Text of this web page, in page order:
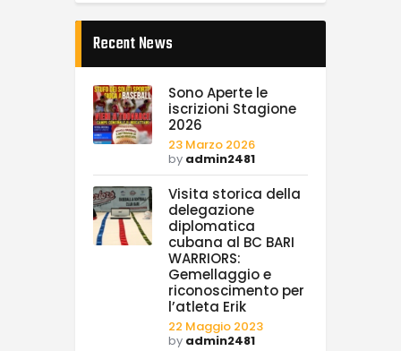
Recent News
Sono Aperte le
iscrizioni Stagione
2026
23 Marzo 2026
by admin2481
Visita storica della
delegazione
diplomatica
cubana al BC BARI
WARRIORS:
Gemellaggio e
riconoscimento per
l’atleta Erik
22 Maggio 2023
by admin2481